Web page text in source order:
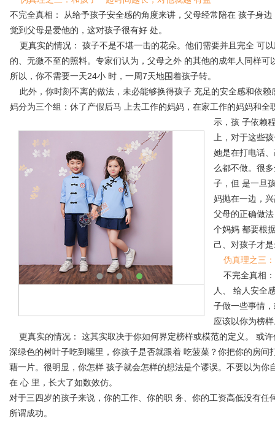
不完全真相： 从给予孩子安全感的角度来讲，父母经常陪在 孩子身
觉到父母是爱他的，这对孩子很有好 处。
更真实的情况： 孩子不是不堪一击的花朵。他们需要并且完全 可
的、无微不至的照料。专家们认为，父母之外 的其他的成年人同样
所以，你不需要一天24小 时，一周7天地围着孩子转。
此外，你时刻不离的做法，未必能够换得孩子 充足的安全感和依赖
妈分为三个组：休了产假后马 上去工作的妈妈，在家工作的妈妈和
示，孩 子依赖
上，对于这些
她是在打电话
么都不做。很
子，但 是一旦
妈抛在一边，
父母的正确做
个妈妈 都要根
己、对孩子才
伪真理之三
不完全真相：
人、 给人安全
子做一些事情
应该以你为榜
更真实的情况： 这其实取决于你如何界定榜样或模范的定义。 或
深绿色的树叶子吃到嘴里，你孩子是否就跟着 吃菠菜？你把你的房间
藉一片。很明显，你怎样 孩子就会怎样的想法是个谬误。不要以为你
在 心 里，长大了如数效仿。
对于三四岁的孩子来说，你的工作、你的职 务、你的工资高低没有
所谓成功。